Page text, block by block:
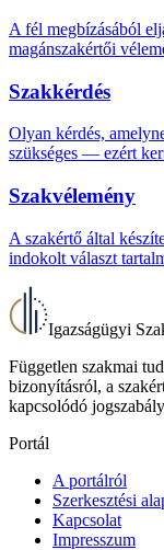
A fél megbízásából
magánszakértői
Szakkérdés
Olyan kérdés,
szükséges — ezért
Szakvélemény
A szakértő által
indokolt választ
Igazságügyi
Független szakmai
bizonyításról, a
kapcsolódó
Portál
A portálról
Szerkesztési
Kapcsolat
Impresszum